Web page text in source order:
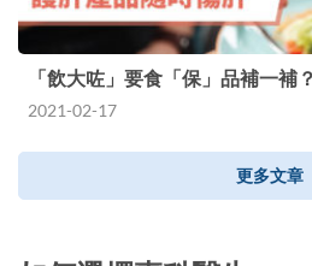
「飲大咗」要食「保」品補一補
2021-02-17
更多文章